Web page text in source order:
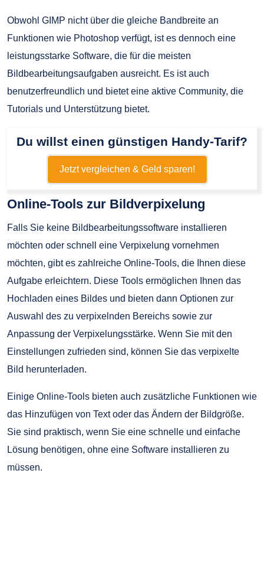
Obwohl GIMP nicht über die gleiche Bandbreite an
Funktionen wie Photoshop verfügt, ist es dennoch eine
leistungsstarke Software, die für die meisten
Bildbearbeitungsaufgaben ausreicht. Es ist auch
benutzerfreundlich und bietet eine aktive Community, die
Tutorials und Unterstützung bietet.
Du willst einen günstigen Handy-Tarif?
Jetzt vergleichen & Geld sparen!
Online-Tools zur Bildverpixelung
Falls Sie keine Bildbearbeitungssoftware installieren
möchten oder schnell eine Verpixelung vornehmen
möchten, gibt es zahlreiche Online-Tools, die Ihnen diese
Aufgabe erleichtern. Diese Tools ermöglichen Ihnen das
Hochladen eines Bildes und bieten dann Optionen zur
Auswahl des zu verpixelnden Bereichs sowie zur
Anpassung der Verpixelungsstärke. Wenn Sie mit den
Einstellungen zufrieden sind, können Sie das verpixelte
Bild herunterladen.
Einige Online-Tools bieten auch zusätzliche Funktionen wie
das Hinzufügen von Text oder das Ändern der Bildgröße.
Sie sind praktisch, wenn Sie eine schnelle und einfache
Lösung benötigen, ohne eine Software installieren zu
müssen.